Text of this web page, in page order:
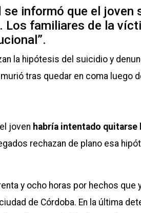
informó que el joven
Los familiares de la
la hipótesis del suicidio y
tras quedar en coma luego
joven habría intentado quitarse
rechazan de plano esa
y ocho horas por hechos que
de Córdoba. En la última